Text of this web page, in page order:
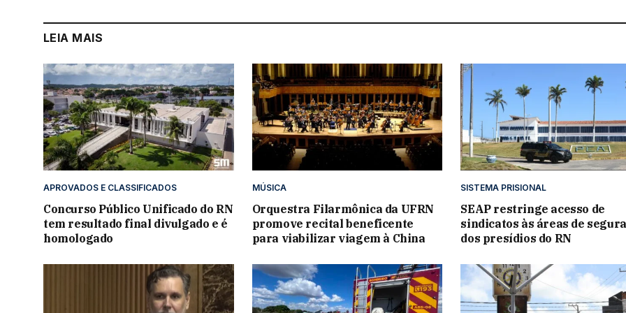
LEIA MAIS
APROVADOS E CLASSIFICADOS
Concurso Público Unificado do RN
tem resultado final divulgado e é
homologado
MÚSICA
Orquestra Filarmônica da UFRN
promove recital beneficente
para viabilizar viagem à China
SISTEMA PRISIONAL
SEAP restringe acesso de
sindicatos às áreas de
dos presídios do RN